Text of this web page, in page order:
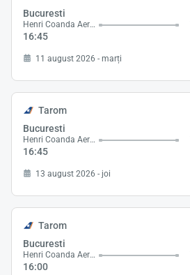
Bucuresti
Henri Coanda Aeroport
16:45
11 august 2026 - marți
Tarom
Bucuresti
Henri Coanda Aeroport
16:45
13 august 2026 - joi
Tarom
Bucuresti
Henri Coanda Aeroport
16:00